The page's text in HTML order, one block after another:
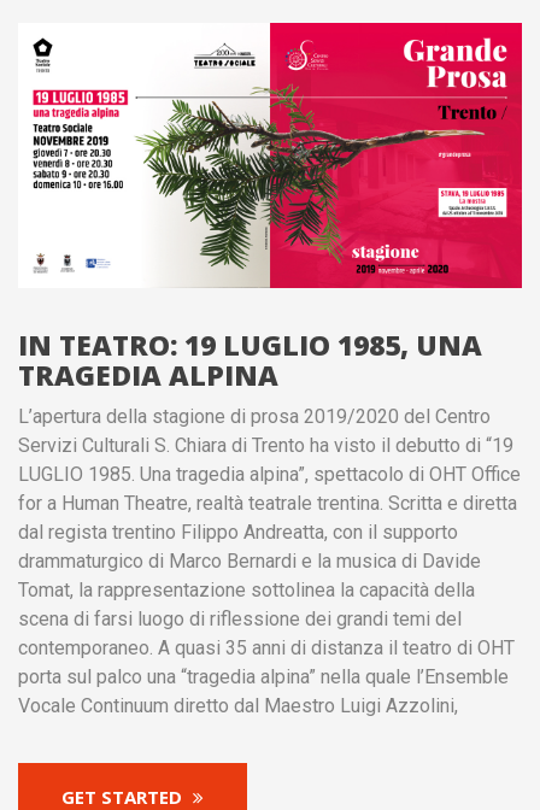
IN TEATRO: 19 LUGLIO 1985, UNA
TRAGEDIA ALPINA
L’apertura della stagione di prosa 2019/2020 del Centro
Servizi Culturali S. Chiara di Trento ha visto il debutto di “19
LUGLIO 1985. Una tragedia alpina”, spettacolo di OHT Office
for a Human Theatre, realtà teatrale trentina. Scritta e diretta
dal regista trentino Filippo Andreatta, con il supporto
drammaturgico di Marco Bernardi e la musica di Davide
Tomat, la rappresentazione sottolinea la capacità della
scena di farsi luogo di riflessione dei grandi temi del
contemporaneo. A quasi 35 anni di distanza il teatro di OHT
porta sul palco una “tragedia alpina” nella quale l’Ensemble
Vocale Continuum diretto dal Maestro Luigi Azzolini,
GET STARTED